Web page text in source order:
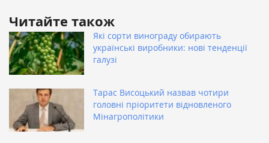
Читайте також
Які сорти винограду обирають
українські виробники: нові тенденції
галузі
Тарас Висоцький назвав чотири
головні пріоритети відновленого
Мінагрополітики